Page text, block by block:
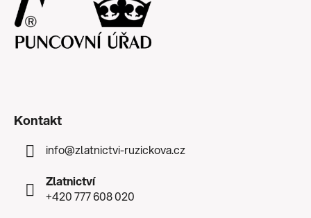
Kontakt
info@zlatnictvi-ruzickova.cz
Zlatnictví
+420 777 608 020